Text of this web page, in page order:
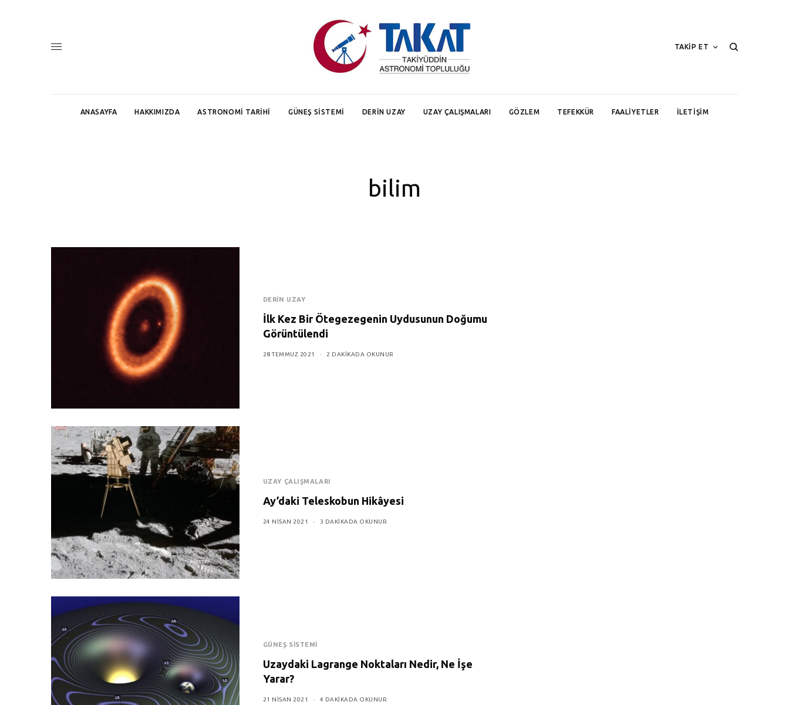
TAKİP ET
ANASAYFA HAKKIMIZDA ASTRONOMI TARIHI GÜNEŞ SISTEMI DERIN UZAY UZAY ÇALIŞMALARI GÖZLEM TEFEKKÜR FAALIYETLER İLETIŞIM
bilim
DERIN UZAY
İlk Kez Bir Ötegezegenin Uydusunun Doğumu
Görüntülendi
28 TEMMUZ 2021 2 DAKIKADA OKUNUR
UZAY ÇALIŞMALARI
Ay’daki Teleskobun Hikâyesi
24 NISAN 2021 3 DAKIKADA OKUNUR
GÜNEŞ SISTEMI
Uzaydaki Lagrange Noktaları Nedir, Ne İşe
Yarar?
21 NISAN 2021 4 DAKIKADA OKUNUR